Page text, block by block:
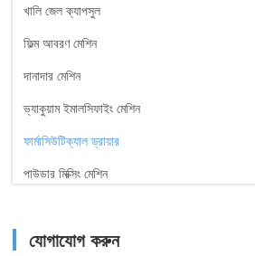
খালি জেল ক্যাপসুল
ফিল্ম আবরণ মেশিন
দানাদার মেশিন
ভ্যাকুয়াম ইমালসিফাইং মেশিন
ফার্মাসিউটিক্যাল ড্রায়ার
পাউডার মিক্সিং মেশিন
সিরিংজ ফিলিং মেশিন
যোগাযোগ করুন